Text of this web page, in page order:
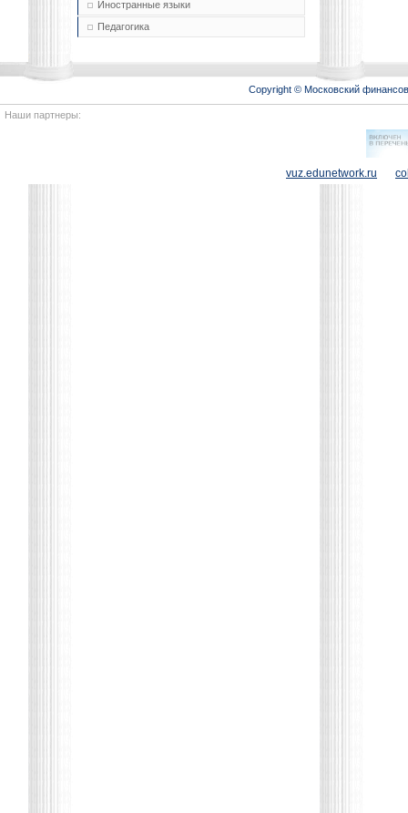
Иностранные языки
Педагогика
Copyright © Московский
Наши партнеры:
vuz.edunetwork.ru